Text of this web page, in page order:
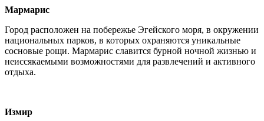
Мармарис
Город расположен на побережье Эгейского моря, в окружении
национальных парков, в которых охраняются уникальные
сосновые рощи. Мармарис славится бурной ночной жизнью и
неиссякаемыми возможностями для развлечений и активного
отдыха.
Измир